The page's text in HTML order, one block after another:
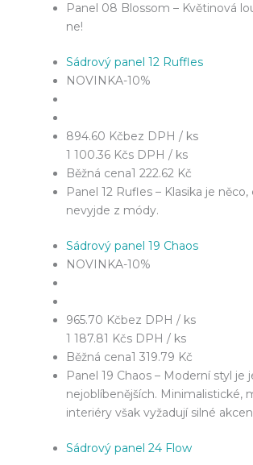
Panel 08 Blossom – Květinová
ne!
Sádrový panel 12 Ruffles
NOVINKA-10%
894.60 Kčbez DPH / ks
1 100.36 Kčs DPH / ks
Běžná cena1 222.62 Kč
Panel 12 Rufles – Klasika je
nevyjde z módy.
Sádrový panel 19 Chaos
NOVINKA-10%
965.70 Kčbez DPH / ks
1 187.81 Kčs DPH / ks
Běžná cena1 319.79 Kč
Panel 19 Chaos – Moderní styl je
nejoblíbenějších. Minimalistické,
interiéry však vyžadují silné
Sádrový panel 24 Flow